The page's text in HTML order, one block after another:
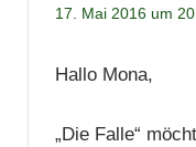
17. Mai 2016 um
Hallo Mona,
„Die Falle“